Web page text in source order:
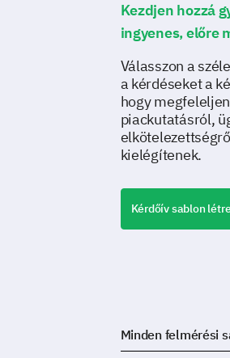
Kezdjen hozzá
ingyenes, előre
Válasszon a
a kérdéseket a
hogy
piackutatásról,
kielégítenek.
Kérdőív sablon
Minden felmérési